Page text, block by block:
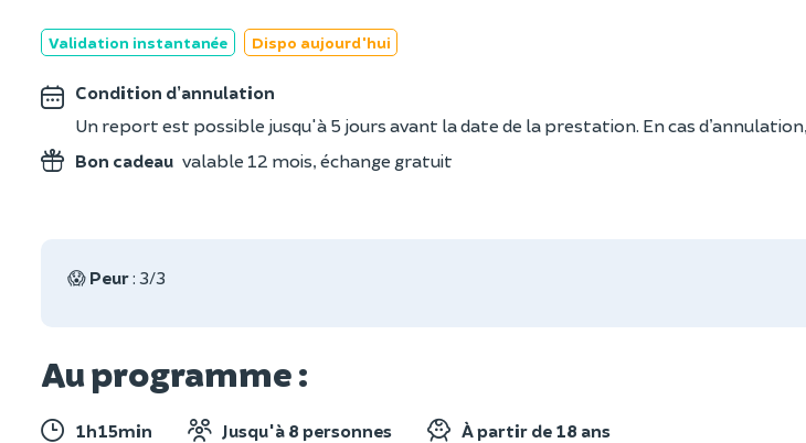
Validation instantanée Dispo aujourd'hui
Condition d’annulation
Un report est possible jusqu'à 5 jours avant la date de la prestation. En cas
Bon cadeau valable 12 mois, échange gratuit
😱 Peur: 3/3
Au programme :
1h15min Jusqu'à 8 personnes À partir de 18 ans